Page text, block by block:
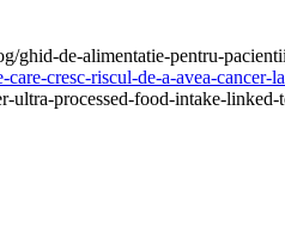
ghid-de-alimentatie-pentru-
cresc-riscul-de-a-avea-
ultra-processed-food-intake-